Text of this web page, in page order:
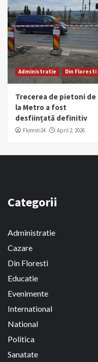
Administratie Din Floresti
Trecerea de pietoni de
la Metro a fost
desființată definitiv
Floresti24 April 2, 2026
Categorii
Administratie
Cazare
Din Floresti
Educatie
Evenimente
International
National
Politica
Sanatate